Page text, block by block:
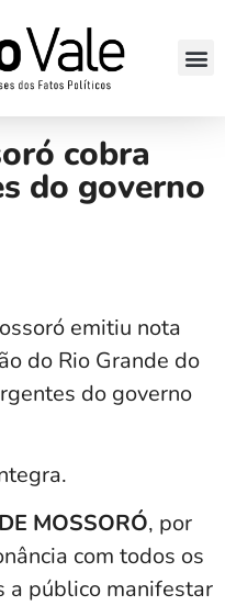
cobra
do governo
emitiu nota
do Rio Grande do
do governo
MOSSORÓ, por
com todos os
a público manifestar